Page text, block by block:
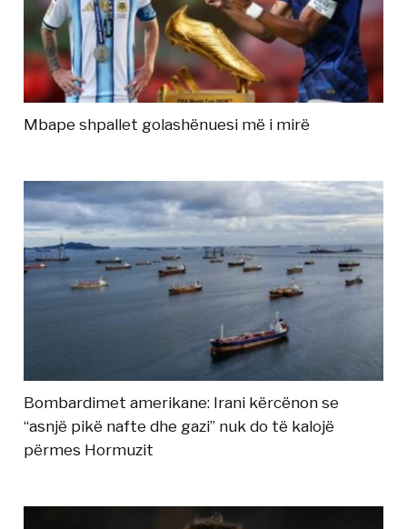
Mbape shpallet golashënuesi më i mirë
Bombardimet amerikane: Irani kërcënon se
“asnjë pikë nafte dhe gazi” nuk do të kalojë
përmes Hormuzit